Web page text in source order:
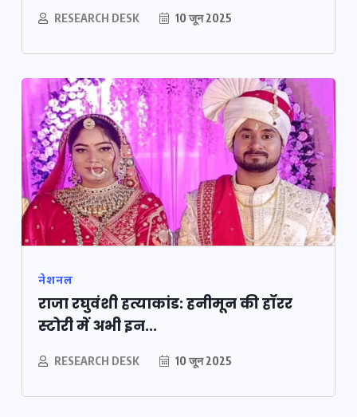
RESEARCH DESK 10 जून 2025
नेशनल
राजा रघुवंशी हत्याकांड: हनीमून की हॉरर
स्टोरी में अभी इन...
RESEARCH DESK 10 जून 2025